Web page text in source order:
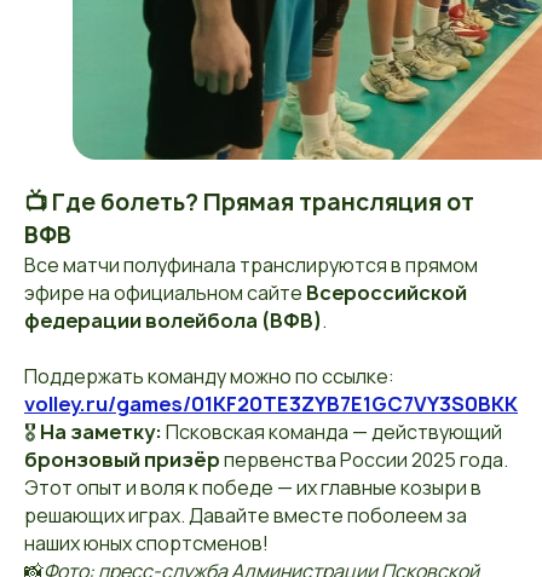
📺 Где болеть? Прямая трансляция от
ВФВ
Все матчи полуфинала транслируются в прямом
эфире на официальном сайте Всероссийской
федерации волейбола (ВФВ).
Поддержать команду можно по ссылке:
volley.ru/games/01KF20TE3ZYB7E1GC7VY3S0BKK
🎖️ На заметку:Псковская команда — действующий
бронзовый призёрпервенства России 2025 года.
Этот опыт и воля к победе — их главные козыри в
решающих играх. Давайте вместе поболеем за
наших юных спортсменов!
📸Фото: пресс-служба Администрации Псковской